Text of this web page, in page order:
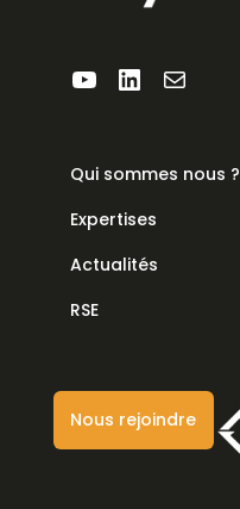
YouTube
LinkedIn
E-mail
Qui sommes nous ?
Expertises
Actualités
RSE
Nous rejoindre